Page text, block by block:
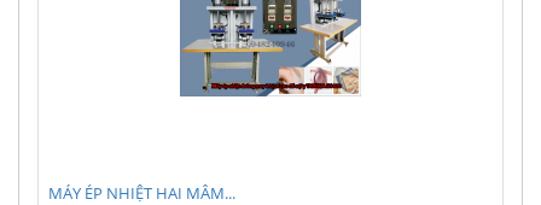
MÁY ÉP NHIỆT HAI MÂM...